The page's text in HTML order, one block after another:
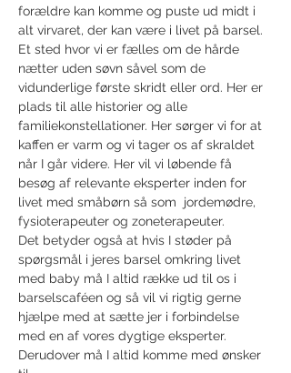
forældre kan komme og puste ud midt i
alt virvaret, der kan være i livet på barsel.
Et sted hvor vi er fælles om de hårde
nætter uden søvn såvel som de
vidunderlige første skridt eller ord. Her er
plads til alle historier og alle
familiekonstellationer. Her sørger vi for at
kaffen er varm og vi tager os af skraldet
når I går videre. Her vil vi løbende få
besøg af relevante eksperter inden for
livet med småbørn så som  jordemødre,
fysioterapeuter og zoneterapeuter.
Det betyder også at hvis I støder på
spørgsmål i jeres barsel omkring livet
med baby må I altid række ud til os i
barselscaféen og så vil vi rigtig gerne
hjælpe med at sætte jer i forbindelse
med en af vores dygtige eksperter.
Derudover må I altid komme med ønsker